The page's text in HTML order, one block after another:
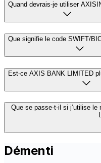
Quand devrais-je utiliser
Que signifie le code SWIFT/
Est-ce AXIS BANK LIMITED
Que se passe-t-il si j’utilise
Démenti